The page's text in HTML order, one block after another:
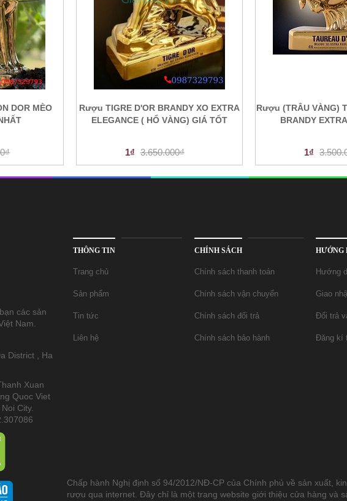
DOR MÈO
Rượu TIGRE D'OR BRANDY XO EXTRA
ELEGANCE ( HỔ VÀNG) GIÁ TỐT
1₫ 3.650.000₫
Rượu (TRÂU VÀNG)
BRANDY
1₫
các sản
Nam.
District , Ha
Xuan
Quoc Viet
City.
THÔNG TIN
Trang chủ
Sản phẩm
Tin tức
Liên hệ
CHÍNH SÁCH
Chính sách thanh toán
Chính sách vận chuyển
Chính sách đổi trả
Chính sách bảo hành
HƯỚNG
Hướng
Giao
Đổi trả
Đăng kí
Chấp hành Nghị định số 94/2012/NĐ-CP của Chính phủ về sản xuất,
rượu qua internet. Đây chỉ là một trang website giới thiệu cửa hàng và